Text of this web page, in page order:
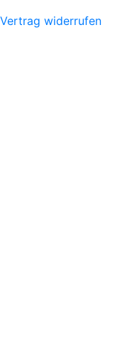
Vertrag widerrufen